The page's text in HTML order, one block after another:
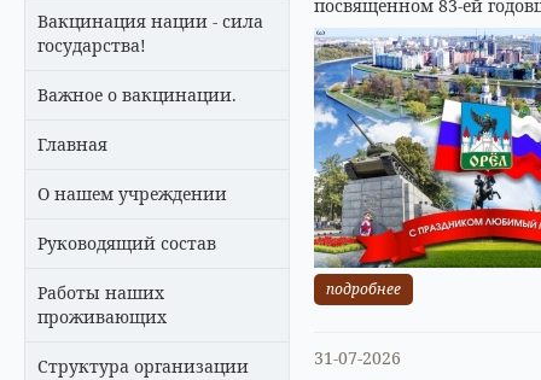
Вакцинация нации - сила
государства!
Важное о вакцинации.
Главная
О нашем учреждении
Руководящий состав
Работы наших
проживающих
Структура организации
посвященном 83-ей
подробнее
31-07-2026